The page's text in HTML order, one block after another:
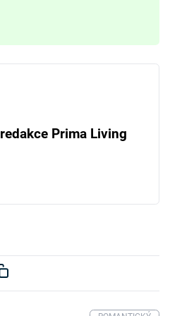
redakce Prima Living